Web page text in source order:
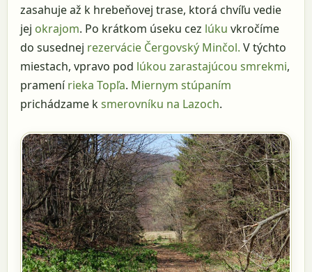
zasahuje až k hrebeňovej trase, ktorá chvíľu vedie
jej okrajom. Po krátkom úseku cez lúku vkročíme
do susednej rezervácie Čergovský Minčol. V týchto
miestach, vpravo pod lúkou zarastajúcou smrekmi,
pramenírieka Topľa. Miernym stúpaním
prichádzame ksmerovníku na Lazoch.